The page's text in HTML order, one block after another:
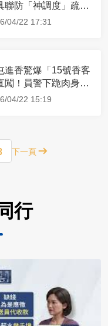
聯防「神調度」疏運
創新高
04/22 17:31
進香驚爆「15號香客
闖！員警下跪肉身擋
行人先過
04/22 15:19
下一頁
行